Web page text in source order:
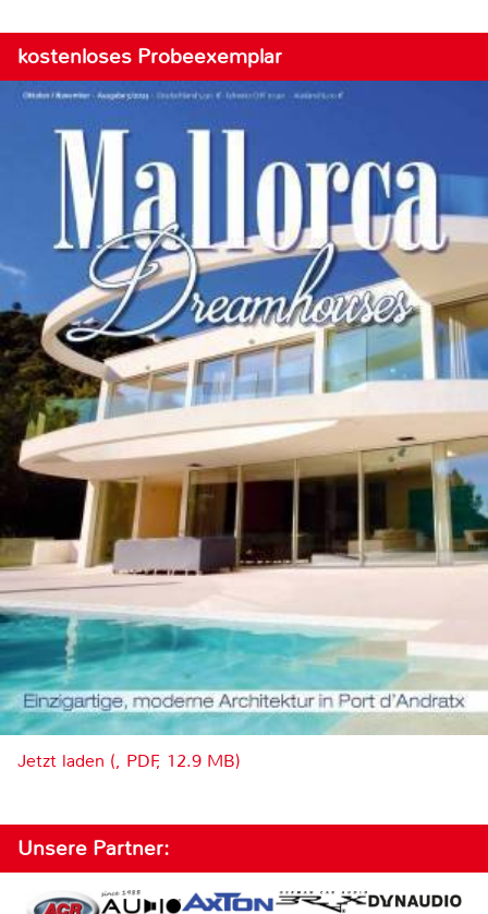
kostenloses Probeexemplar
Jetzt laden (, PDF, 12.9 MB)
Unsere Partner: